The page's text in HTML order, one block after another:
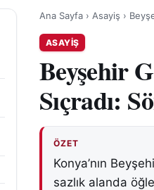
Ana Sayfa › Asayiş ›
ASAYIŞ
Beyşehir
Sıçradı:
ÖZET
Konya’nın
sazlık alanda